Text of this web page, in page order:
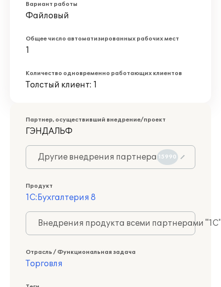
Вариант работы
Файловый
Общее число автоматизированных рабочих мест
1
Количество одновременно работающих клиентов
Толстый клиент: 1
Партнер, осуществивший внедрение/проект
ГЭНДАЛЬФ
Другие внедрения партнера 15990
Продукт
1С:Бухгалтерия 8
Внедрения продукта всеми партнерами
Отрасль / Функциональная задача
Торговля